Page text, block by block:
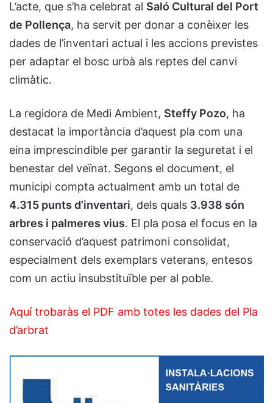
L’acte, que s’ha celebrat al Saló Cultural del Port
de Pollença, ha servit per donar a conèixer les
dades de l’inventari actual i les accions previstes
per adaptar el bosc urbà als reptes del canvi
climàtic.
La regidora de Medi Ambient, Steffy Pozo, ha
destacat la importància d’aquest pla com una
eina imprescindible per garantir la seguretat i el
benestar del veïnat. Segons el document, el
municipi compta actualment amb un total de
4.315 punts d’inventari, dels quals 3.938 són
arbres i palmeres vius. El pla posa el focus en la
conservació d’aquest patrimoni consolidat,
especialment dels exemplars veterans, entesos
com un actiu insubstituïble per al poble.
Aquí trobaràs el PDF amb totes les dades del Pla
d’arbrat